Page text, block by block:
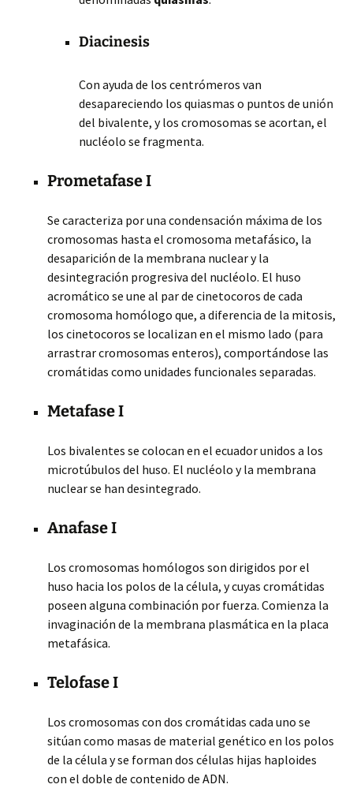
Diacinesis
Con ayuda de los centrómeros van
desapareciendo los quiasmas o puntos de unión
del bivalente, y los cromosomas se acortan, el
nucléolo se fragmenta.
Prometafase I
Se caracteriza por una condensación máxima de los
cromosomas hasta el cromosoma metafásico, la
desaparición de la membrana nuclear y la
desintegración progresiva del nucléolo. El huso
acromático se une al par de cinetocoros de cada
cromosoma homólogo que, a diferencia de la mitosis,
los cinetocoros se localizan en el mismo lado (para
arrastrar cromosomas enteros), comportándose las
cromátidas como unidades funcionales separadas.
Metafase I
Los bivalentes se colocan en el ecuador unidos a los
microtúbulos del huso. El nucléolo y la membrana
nuclear se han desintegrado.
Anafase I
Los cromosomas homólogos son dirigidos por el
huso hacia los polos de la célula, y cuyas cromátidas
poseen alguna combinación por fuerza. Comienza la
invaginación de la membrana plasmática en la placa
metafásica.
Telofase I
Los cromosomas con dos cromátidas cada uno se
sitúan como masas de material genético en los polos
de la célula y se forman dos células hijas haploides
con el doble de contenido de ADN.